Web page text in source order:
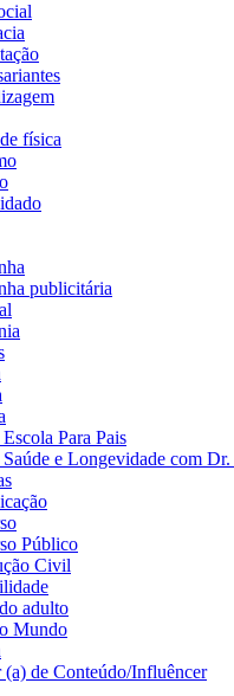
física
publicitária
Para Pais
e Longevidade com
Público
Civil
adulto
Mundo
(a) de Conteúdo/Influêncer